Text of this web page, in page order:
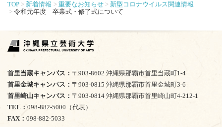
TOP 新着情報 重要なお知らせ
新型コロナウイルス関連情報
令和元年度 卒業式・修了式について
TEL
098-882-5000（代表）
FAX
098-882-5033
首里当蔵キャンパス
〒903-8602 沖縄県那覇市首里当蔵町1-4
首里金城キャンパス
〒903-0815 沖縄県那覇市首里金城町3-6
首里崎山キャンパス
〒903-0814 沖縄県那覇市首里崎山町4-212-1